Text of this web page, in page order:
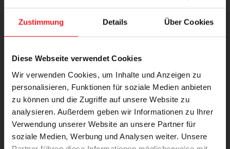
Zustimmung Details Über Cookies
Diese Webseite verwendet Cookies
Wir verwenden Cookies, um Inhalte und Anzeigen zu
personalisieren, Funktionen für soziale Medien anbieten
zu können und die Zugriffe auf unsere Website zu
analysieren. Außerdem geben wir Informationen zu Ihrer
Verwendung unserer Website an unsere Partner für
soziale Medien, Werbung und Analysen weiter. Unsere
Hochwertige Materialien
UnsereProduktesind aus hochwertigen
Materialien gefertigt, die für einelange
Lebensdauerausgelegt sind. Sollten Sie dennoch
einmal einen Defekt feststellen, bieten wir Ihnen
einen umfassenden Reparaturservice.